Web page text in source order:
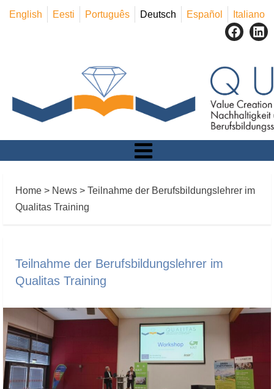
English Eesti Português Deutsch Español Italiano
Home > News > Teilnahme der Berufsbildungslehrer im
Qualitas Training
Teilnahme der Berufsbildungslehrer im
Qualitas Training